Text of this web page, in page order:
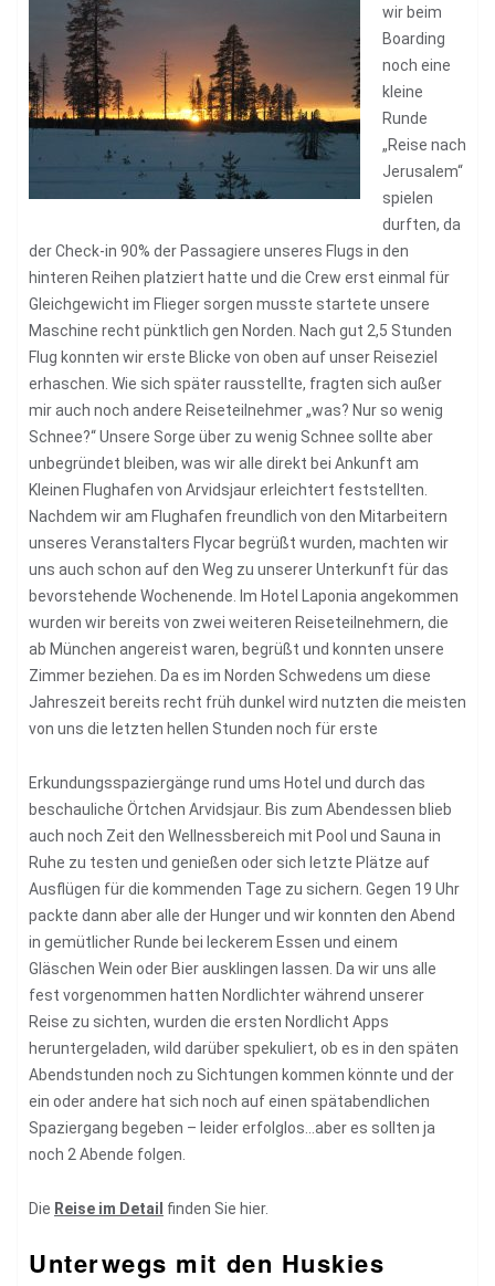
wir beim
Boarding
noch eine
kleine
Runde
„Reise nach
Jerusalem“
spielen
durften, da
der Check-in 90% der Passagiere unseres Flugs in den
hinteren Reihen platziert hatte und die Crew erst einmal für
Gleichgewicht im Flieger sorgen musste startete unsere
Maschine recht pünktlich gen Norden. Nach gut 2,5 Stunden
Flug konnten wir erste Blicke von oben auf unser Reiseziel
erhaschen. Wie sich später rausstellte, fragten sich außer
mir auch noch andere Reiseteilnehmer „was? Nur so wenig
Schnee?“ Unsere Sorge über zu wenig Schnee sollte aber
unbegründet bleiben, was wir alle direkt bei Ankunft am
Kleinen Flughafen von Arvidsjaur erleichtert feststellten.
Nachdem wir am Flughafen freundlich von den Mitarbeitern
unseres Veranstalters Flycar begrüßt wurden, machten wir
uns auch schon auf den Weg zu unserer Unterkunft für das
bevorstehende Wochenende. Im Hotel Laponia angekommen
wurden wir bereits von zwei weiteren Reiseteilnehmern, die
ab München angereist waren, begrüßt und konnten unsere
Zimmer beziehen. Da es im Norden Schwedens um diese
Jahreszeit bereits recht früh dunkel wird nutzten die meisten
von uns die letzten hellen Stunden noch für erste
Erkundungsspaziergänge rund ums Hotel und durch das
beschauliche Örtchen Arvidsjaur. Bis zum Abendessen blieb
auch noch Zeit den Wellnessbereich mit Pool und Sauna in
Ruhe zu testen und genießen oder sich letzte Plätze auf
Ausflügen für die kommenden Tage zu sichern. Gegen 19 Uhr
packte dann aber alle der Hunger und wir konnten den Abend
in gemütlicher Runde bei leckerem Essen und einem
Gläschen Wein oder Bier ausklingen lassen. Da wir uns alle
fest vorgenommen hatten Nordlichter während unserer
Reise zu sichten, wurden die ersten Nordlicht Apps
heruntergeladen, wild darüber spekuliert, ob es in den späten
Abendstunden noch zu Sichtungen kommen könnte und der
ein oder andere hat sich noch auf einen spätabendlichen
Spaziergang begeben – leider erfolglos…aber es sollten ja
noch 2 Abende folgen.
Die Reise im Detail finden Sie hier.
Unterwegs mit den Huskies